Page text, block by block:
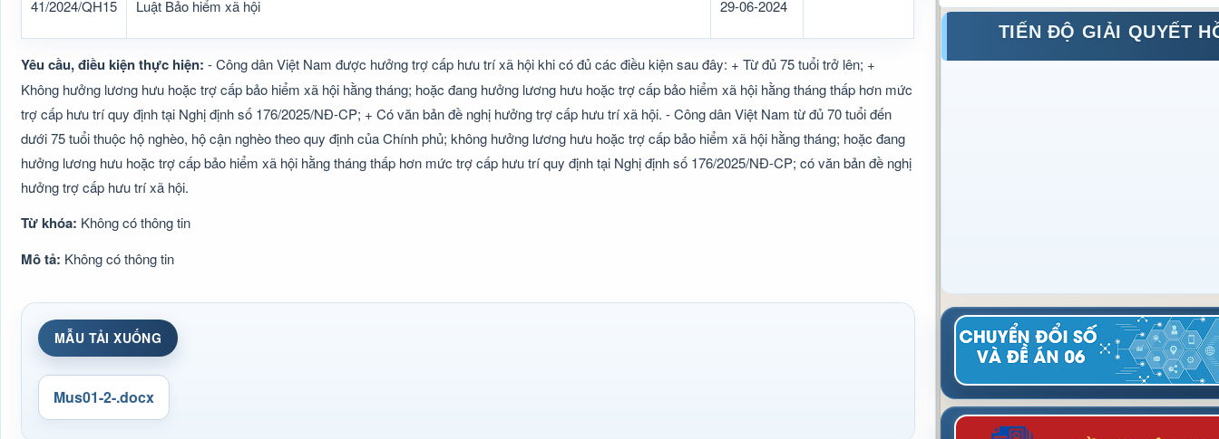
41/2024/QH15 Luật Bảo hiểm xã hội 29-06-2024
Yêu cầu, điều kiện thực hiện: - Công dân Việt Nam được hưởng trợ cấp hưu trí xã hội khi có đủ các điều kiện sau đây: + Từ đủ 75 tuổi trở lên; +
Không hưởng lương hưu hoặc trợ cấp bảo hiểm xã hội hằng tháng; hoặc đang hưởng lương hưu hoặc trợ cấp bảo hiểm xã hội hằng tháng thấp hơn mức
trợ cấp hưu trí quy định tại Nghị định số 176/2025/NĐ-CP; + Có văn bản đề nghị hưởng trợ cấp hưu trí xã hội. - Công dân Việt Nam từ đủ 70 tuổi đến
dưới 75 tuổi thuộc hộ nghèo, hộ cận nghèo theo quy định của Chính phủ; không hưởng lương hưu hoặc trợ cấp bảo hiểm xã hội hằng tháng; hoặc đang
hưởng lương hưu hoặc trợ cấp bảo hiểm xã hội hằng tháng thấp hơn mức trợ cấp hưu trí quy định tại Nghị định số 176/2025/NĐ-CP; có văn bản đề nghị
hưởng trợ cấp hưu trí xã hội.
Từ khóa: Không có thông tin
Mô tả: Không có thông tin
MẪU TẢI XUỐNG
Mus01-2-.docx
TIẾN ĐỘ GIẢI QUYẾT